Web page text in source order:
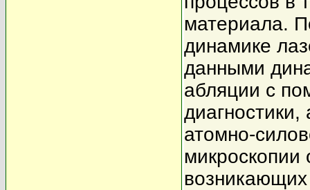
материала.
динамике
данными
абляции с
атомно-